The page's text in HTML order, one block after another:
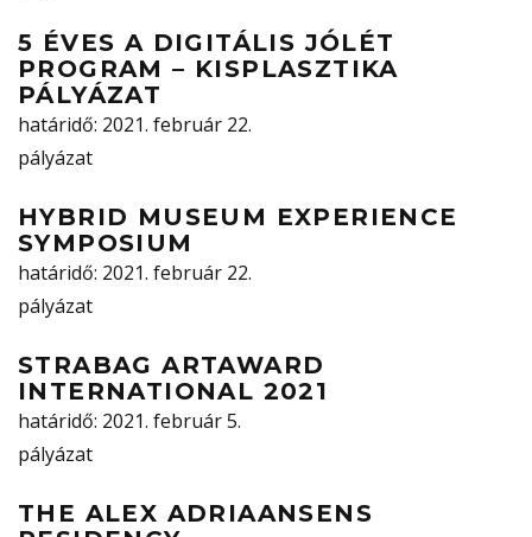
5 ÉVES A DIGITÁLIS JÓLÉT
PROGRAM – KISPLASZTIKA
PÁLYÁZAT
határidő: 2021. február 22.
pályázat
HYBRID MUSEUM EXPERIENCE
SYMPOSIUM
határidő: 2021. február 22.
pályázat
STRABAG ARTAWARD
INTERNATIONAL 2021
határidő: 2021. február 5.
pályázat
THE ALEX ADRIAANSENS